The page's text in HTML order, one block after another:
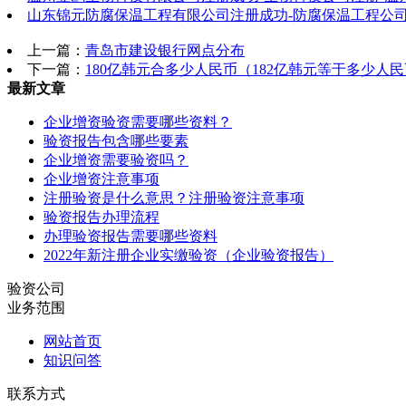
山东锦元防腐保温工程有限公司注册成功-防腐保温工程公
上一篇： 青岛市建设银行网点分布
下一篇： 180亿韩元合多少人民币（182亿韩元等于多少人民
最新文章
企业增资验资需要哪些资料？
验资报告包含哪些要素
企业增资需要验资吗？
企业增资注意事项
注册验资是什么意思？注册验资注意事项
验资报告办理流程
办理验资报告需要哪些资料
2022年新注册企业实缴验资（企业验资报告）
验资公司
业务范围
网站首页
知识问答
联系方式